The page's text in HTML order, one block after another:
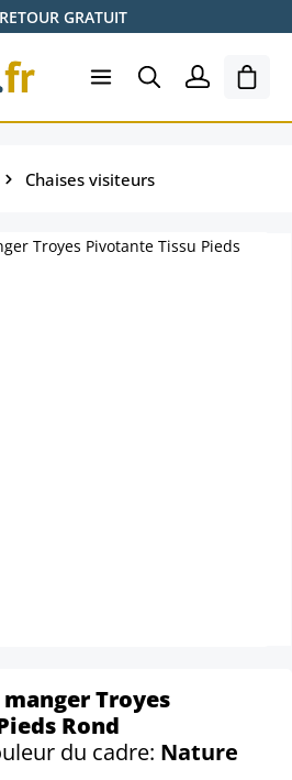
RETOUR GRATUIT
Le
Chaises visiteurs
manger Troyes
Rond
du cadre: Nature